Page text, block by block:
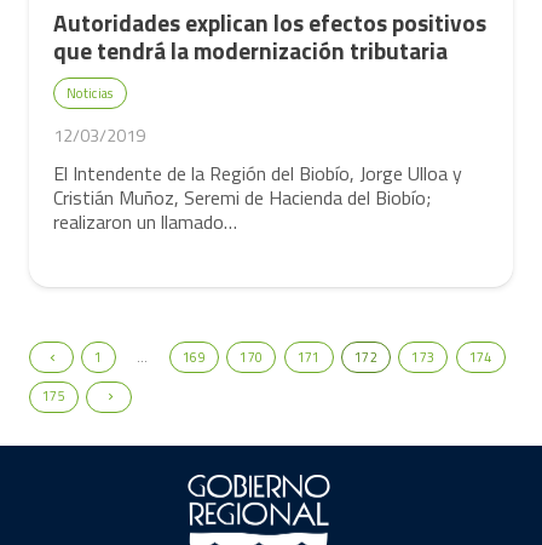
Autoridades explican los efectos positivos
que tendrá la modernización tributaria
Noticias
12/03/2019
El Intendente de la Región del Biobío, Jorge Ulloa y
Cristián Muñoz, Seremi de Hacienda del Biobío;
realizaron un llamado…
1 … 169 170 171 172 173 174
175